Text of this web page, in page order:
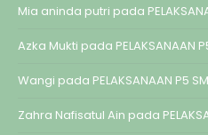
Mia aninda putri pada
Azka Mukti pada PELAKSANAAN
Wangi pada PELAKSANAAN P5
Zahra Nafisatul Ain pada